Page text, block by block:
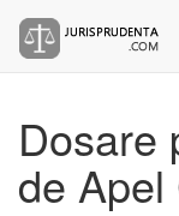
Dosare
de Apel